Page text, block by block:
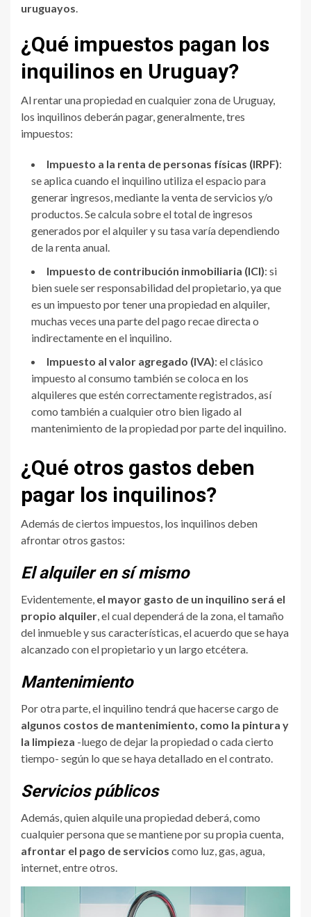
uruguayos.
¿Qué impuestos pagan los
inquilinos en Uruguay?
Al rentar una propiedad en cualquier zona de Uruguay,
los inquilinos deberán pagar, generalmente, tres
impuestos:
Impuesto a la renta de personas físicas (IRPF):
se aplica cuando el inquilino utiliza el espacio para
generar ingresos, mediante la venta de servicios y/o
productos. Se calcula sobre el total de ingresos
generados por el alquiler y su tasa varía dependiendo
de la renta anual.
Impuesto de contribución inmobiliaria (ICI): si
bien suele ser responsabilidad del propietario, ya que
es un impuesto por tener una propiedad en alquiler,
muchas veces una parte del pago recae directa o
indirectamente en el inquilino.
Impuesto al valor agregado (IVA): el clásico
impuesto al consumo también se coloca en los
alquileres que estén correctamente registrados, así
como también a cualquier otro bien ligado al
mantenimiento de la propiedad por parte del inquilino.
¿Qué otros gastos deben
pagar los inquilinos?
Además de ciertos impuestos, los inquilinos deben
afrontar otros gastos:
El alquiler en sí mismo
Evidentemente, el mayor gasto de un inquilino será el
propio alquiler, el cual dependerá de la zona, el tamaño
del inmueble y sus características, el acuerdo que se haya
alcanzado con el propietario y un largo etcétera.
Mantenimiento
Por otra parte, el inquilino tendrá que hacerse cargo de
algunos costos de mantenimiento, como la pintura y
la limpieza -luego de dejar la propiedad o cada cierto
tiempo- según lo que se haya detallado en el contrato.
Servicios públicos
Además, quien alquile una propiedad deberá, como
cualquier persona que se mantiene por su propia cuenta,
afrontar el pago de servicios como luz, gas, agua,
internet, entre otros.